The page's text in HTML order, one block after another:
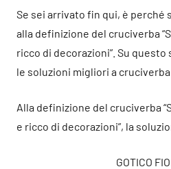
Se sei arrivato fin qui, è perché
alla definizione del cruciverba
ricco di decorazioni”. Su
le soluzioni migliori a
Alla definizione del cruciverba
e ricco di decorazioni”, la
GOTICO